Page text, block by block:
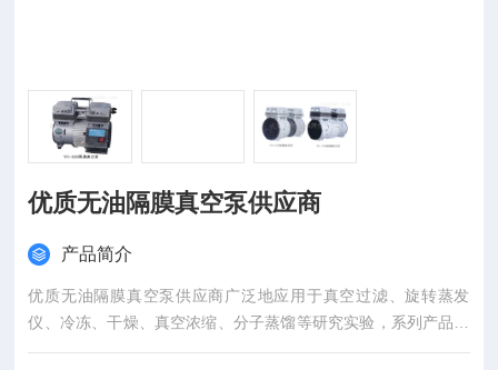
优质无油隔膜真空泵供应商
产品简介
优质无油隔膜真空泵供应商广泛地应用于真空过滤、旋转蒸发
仪、冷冻、干燥、真空浓缩、分子蒸馏等研究实验，系列产品设
计精巧，低噪音，运行平稳，真空值可达700Kpa，强劲的泵